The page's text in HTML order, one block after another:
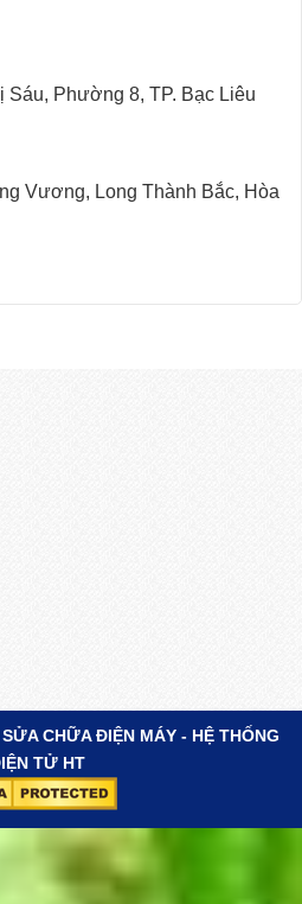
Sáu, Phường 8, TP. Bạc Liêu
Vương, Long Thành Bắc, Hòa
SỬA CHỮA ĐIỆN MÁY - HỆ THỐNG
TỬ HT